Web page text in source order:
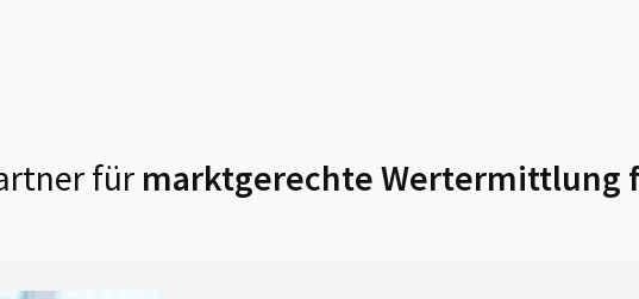
für marktgerechte Wertermittlung